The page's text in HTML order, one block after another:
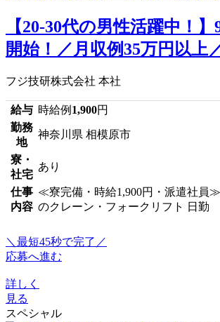
【20-30代の男性活躍中！
開始！／月収例35万円以上
フジ技研株式会社 本社
給与 時給例 1,900円
勤務
地
神奈川県 相模原市
寮・
社宅
あり
仕事
内容
≪寮完備・時給1,900円・派遣社員
のクレーン・フォークリフト 日勤
＼最短45秒で完了／
応募へ進む
詳しく
見る
スペシャル